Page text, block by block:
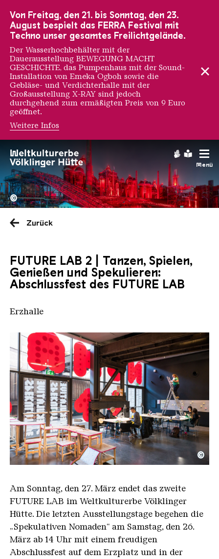
Menü
Hochofengruppe in Rot
Copyright:
©
Zurück
FUTURE LAB 2 | Tanzen, Spielen,
Genießen und Spekulieren:
Abschlussfest des FUTURE LAB
Erzhalle
FUTURE LAB II als Lebens und Arbeitsraum
Copyright: Oliver Dietze / Weltkulturerbe
©
Am Sonntag, den 27. März endet das zweite
FUTURE LAB im Weltkulturerbe Völklinger
Hütte. Die letzten Ausstellungstage begehen die
„Spekulativen Nomaden“ am Samstag, den 26.
März ab 14 Uhr mit einem freudigen
Abschlussfest auf dem Erzplatz und in der
Von Freitag, den 21. bis Sonntag, den 23.
August bespielt das FERRA Festival mit
Techno unser gesamtes Freilichtgelände.
Der Wasserhochbehälter mit der
Dauerausstellung BEWEGUNG MACHT
GESCHICHTE, das Pumpenhaus mit der Sound-
Installation von Emeka Ogboh sowie die
Gebläse- und Verdichterhalle mit der
Großausstellung X-RAY sind jedoch
durchgehend zum ermäßigten Preis von 9 Euro
geöffnet.
Weitere Infos